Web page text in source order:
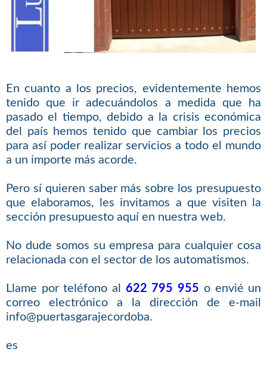
En cuanto a los precios, evidentemente hemos
tenido que ir adecuándolos a medida que ha
pasado el tiempo, debido a la crisis económica
del país hemos tenido que cambiar los precios
para así poder realizar servicios a todo el mundo
a un importe más acorde.
Pero sí quieren saber más sobre los presupuesto
que elaboramos, les invitamos a que visiten la
sección presupuesto aquí en nuestra web.
No dude somos su empresa para cualquier cosa
relacionada con el sector de los automatismos.
Llame por teléfono al 622 795 955 o envié un
correo electrónico a la dirección de e-mail
info@puertasgarajecordoba.
es